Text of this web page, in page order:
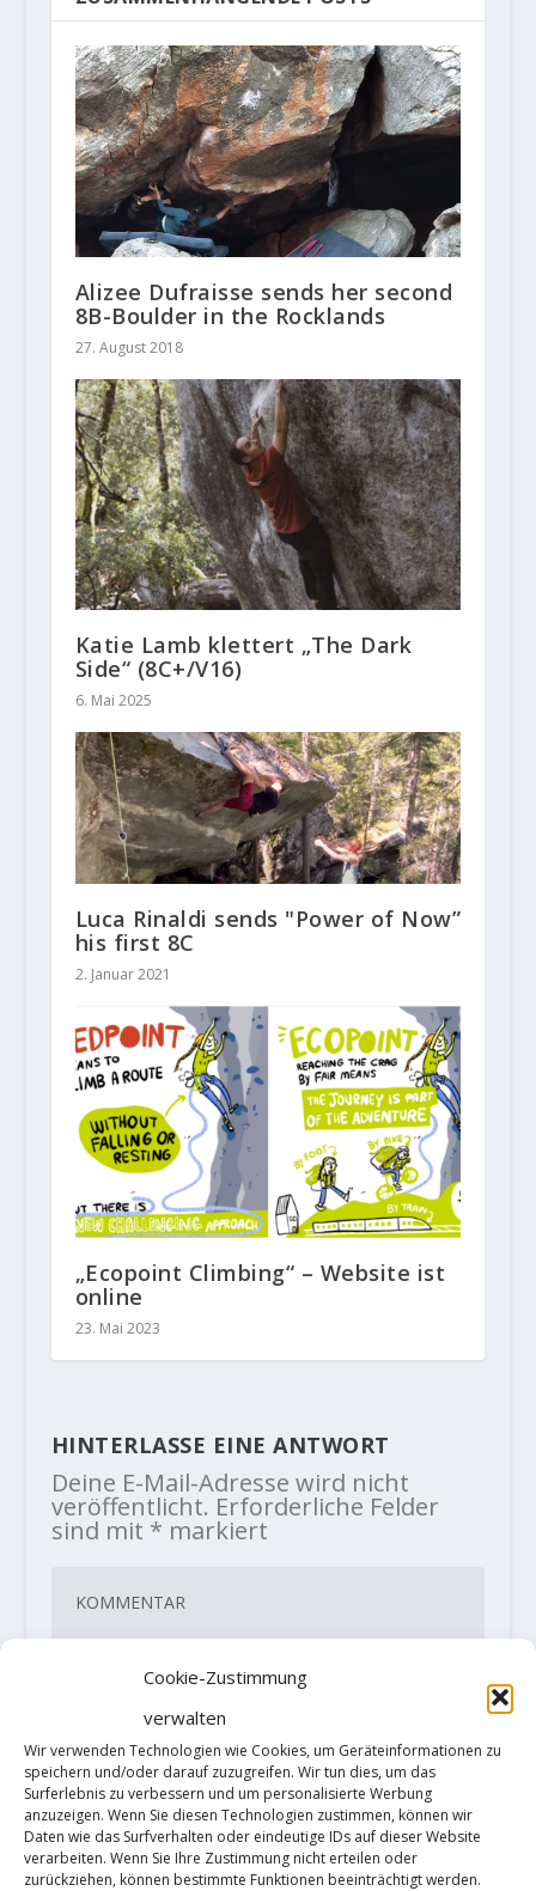
Cookie-Zustimmung
verwalten
Wir verwenden Technologien wie Cookies, um Geräteinformationen zu
speichern und/oder darauf zuzugreifen. Wir tun dies, um das
Surferlebnis zu verbessern und um personalisierte Werbung
anzuzeigen. Wenn Sie diesen Technologien zustimmen, können wir
Daten wie das Surfverhalten oder eindeutige IDs auf dieser Website
verarbeiten. Wenn Sie Ihre Zustimmung nicht erteilen oder
zurückziehen, können bestimmte Funktionen beeinträchtigt werden.
Alizee Dufraisse sends her second
8B-Boulder in the Rocklands
27. August 2018
Katie Lamb klettert „The Dark
Side“ (8C+/V16)
6. Mai 2025
Luca Rinaldi sends "Power of Now”
his first 8C
2. Januar 2021
„Ecopoint Climbing“ – Website ist
online
23. Mai 2023
HINTERLASSE EINE ANTWORT
Deine E-Mail-Adresse wird nicht
veröffentlicht. Erforderliche Felder
sind mit * markiert